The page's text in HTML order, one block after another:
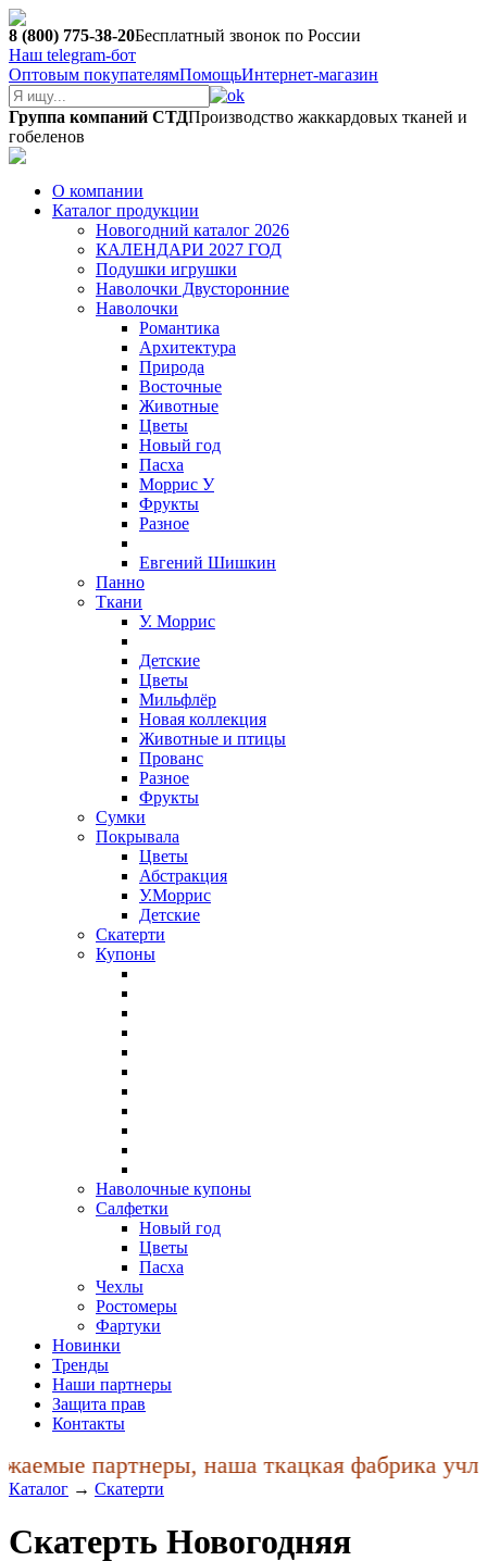
8 (800) 775-38-20Бесплатный звонок по России
Наш telegram-бот
Оптовым покупателямПомощьИнтернет-магазин
Группа компаний СТДПроизводство жаккардовых тканей и
гобеленов
О компании
Каталог продукции
Новогодний каталог 2026
КАЛЕНДАРИ 2027 ГОД
Подушки игрушки
Наволочки Двусторонние
Наволочки
Романтика
Архитектура
Природа
Восточные
Животные
Цветы
Новый год
Пасха
Моррис У
Фрукты
Разное
Евгений Шишкин
Панно
Ткани
У. Моррис
Детские
Цветы
Мильфлёр
Новая коллекция
Животные и птицы
Прованс
Разное
Фрукты
Сумки
Покрывала
Цветы
Абстракция
У.Моррис
Детские
Скатерти
Купоны
Наволочные купоны
Салфетки
Новый год
Цветы
Пасха
Чехлы
Ростомеры
Фартуки
Новинки
Тренды
Наши партнеры
Защита прав
Контакты
партнеры, наша ткацкая фабрика
Каталог → Скатерти
Скатерть Новогодняя